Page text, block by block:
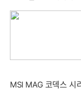
MSI MAG 코덱스 시